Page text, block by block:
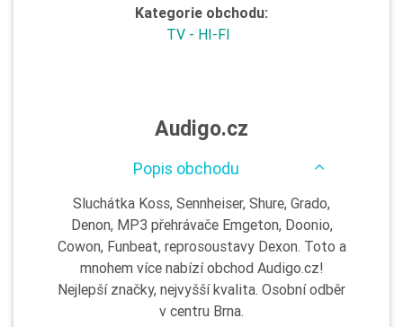
Kategorie obchodu:
TV - HI-FI
Audigo.cz
Popis obchodu
Sluchátka Koss, Sennheiser, Shure, Grado,
Denon, MP3 přehrávače Emgeton, Doonio,
Cowon, Funbeat, reprosoustavy Dexon. Toto a
mnohem více nabízí obchod Audigo.cz!
Nejlepší značky, nejvyšší kvalita. Osobní odběr
v centru Brna.